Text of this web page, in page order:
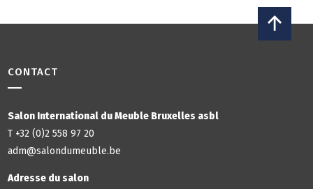
CONTACT
Salon International du Meuble Bruxelles asbl
T +32 (0)2 558 97 20
adm@salondumeuble.be
Adresse du salon